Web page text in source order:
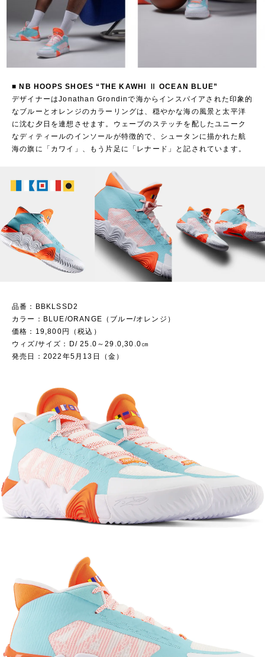
■ NB HOOPS SHOES “THE KAWHI Ⅱ OCEAN BLUE”
デザイナーはJonathan Grondinで海からインスパイアされた印象的
なブルーとオレンジのカラーリングは、穏やかな海の風景と太平洋
に沈む夕日を連想させます。ウェーブのステッチを配したユニーク
なディティールのインソールが特徴的で、シュータンに描かれた航
海の旗に「カワイ」、もう片足に「レナード」と記されています。
品番：BBKLSSD2
カラー：BLUE/ORANGE（ブルー/オレンジ）
価格：19,800円（税込）
ウィズ/サイズ：D/ 25.0～29.0,30.0㎝
発売日：2022年5月13日（金）